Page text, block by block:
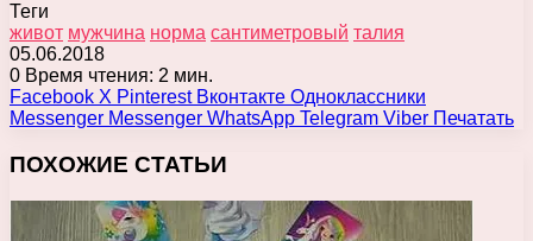
Теги
живот мужчина норма сантиметровый талия
05.06.2018
0 Время чтения: 2 мин.
Facebook X Pinterest Вконтакте Одноклассники
Messenger Messenger WhatsApp Telegram Viber Печатать
ПОХОЖИЕ СТАТЬИ